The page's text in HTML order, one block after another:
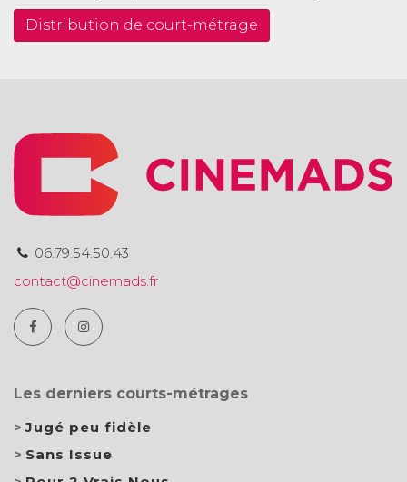
Distribution de court-métrage
06.79.54.50.43
contact@cinemads.fr
Les derniers courts-métrages
Jugé peu fidèle
Sans Issue